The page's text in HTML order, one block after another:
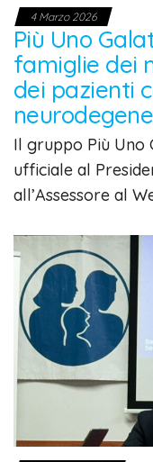
4 Marzo 2026
Più Uno
famiglie dei
dei pazienti
Il gruppo Più Uno
ufficiale al
all’Assessore al